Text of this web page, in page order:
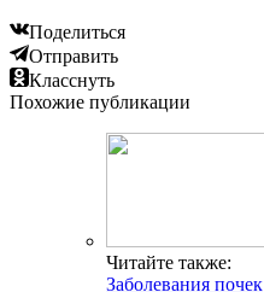
Поделиться
Отправить
Класснуть
Похожие публикации
Читайте также:
Заболевания почек